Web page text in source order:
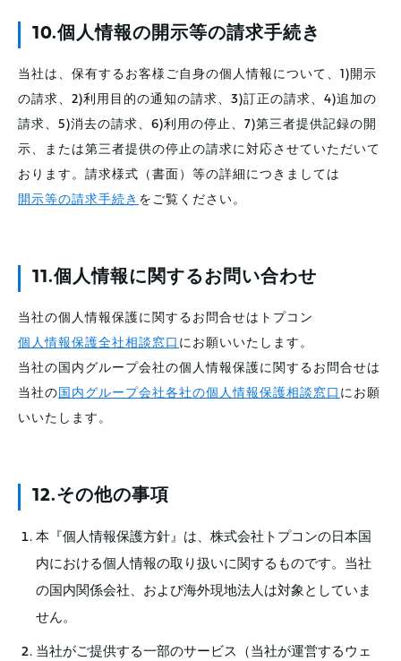
10.個人情報の開示等の請求手続き
当社は、保有するお客様ご自身の個人情報について、1)開示
の請求、2)利用目的の通知の請求、3)訂正の請求、4)追加の
請求、5)消去の請求、6)利用の停止、7)第三者提供記録の開
示、または第三者提供の停止の請求に対応させていただいて
おります。請求様式（書面）等の詳細につきましては
開示等の請求手続き をご覧ください。
11.個人情報に関するお問い合わせ
当社の個人情報保護に関するお問合せはトプコン
個人情報保護全社相談窓口 にお願いいたします。
当社の国内グループ会社の個人情報保護に関するお問合せは
当社の 国内グループ会社各社の個人情報保護相談窓口 にお願
いいたします。
12.その他の事項
本『個人情報保護方針』は、株式会社トプコンの日本国
内における個人情報の取り扱いに関するものです。当社
の国内関係会社、および海外現地法人は対象としていま
せん。
当社がご提供する一部のサービス（当社が運営するウェ